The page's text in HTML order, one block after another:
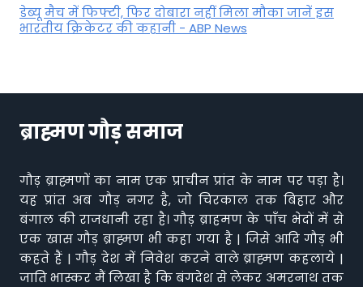
डेब्यू मैच में फिफ्टी, फिर दोबारा नहीं मिला मौका जानें इस
भारतीय क्रिकेटर की कहानी - ABP News
ब्राह्मण गौड़ समाज
गौड़ ब्राह्मणों का नाम एक प्राचीन प्रांत के नाम पर पड़ा है।
यह प्रांत अब गौड़ नगर है, जो चिरकाल तक बिहार और
बंगाल की राजधानी रहा है। गौड़ ब्राहमण के पाँच भेदों में से
एक खास गौड़ ब्राह्मण भी कहा गया है | जिसे आदि गौड़ भी
कहते हैं | गौड़ देश में निवेश करने वाले ब्राह्मण कहलाये |
जाति भास्कर मैं लिखा है कि बंगदेश से लेकर अमरनाथ तक